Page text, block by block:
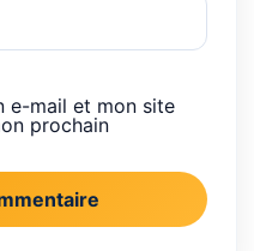
e-mail et mon site
prochain